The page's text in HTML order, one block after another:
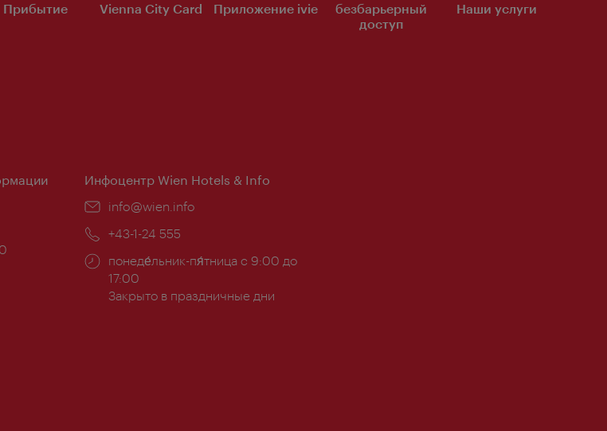
Прибытие Vienna City Card Приложение ivie
безбарьерный
доступ
Наши услуги
Инфоцентр Wien Hotels & Info
Эл.
info@wien.info
Телефон:
+43-1-24 555
Часы
работы:
понеде́льник-пя́тница с 9:00 до
17:00
Закрыто в праздничные дни